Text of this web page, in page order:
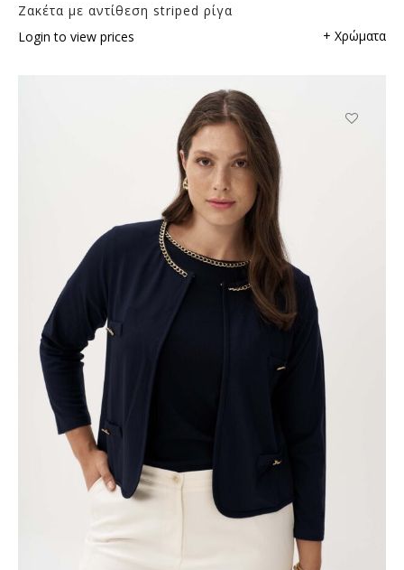
Ζακέτα με αντίθεση striped ρίγα
Login to view prices
+ Χρώματα